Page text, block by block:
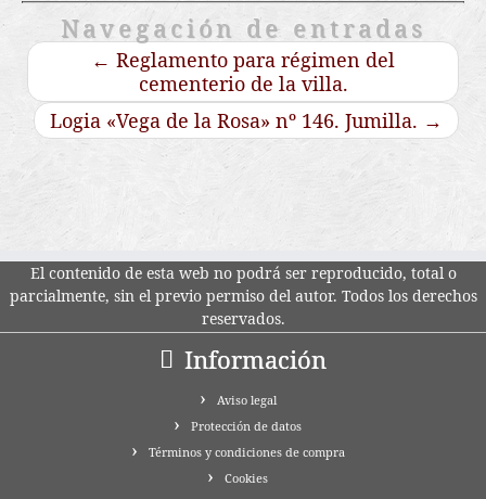
Navegación de entradas
← Reglamento para régimen del
cementerio de la villa.
Logia «Vega de la Rosa» nº 146. Jumilla. →
El contenido de esta web no podrá ser reproducido, total o
parcialmente, sin el previo permiso del autor. Todos los derechos
reservados.
Información
Aviso legal
Protección de datos
Términos y condiciones de compra
Cookies